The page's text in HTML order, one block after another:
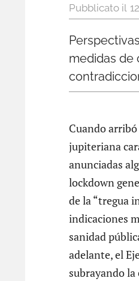
medidas de
Cuando
jupiteriana
anunciadas
lockdown
de la “tregua
indicaciones
sanidad
adelante, el
subrayando